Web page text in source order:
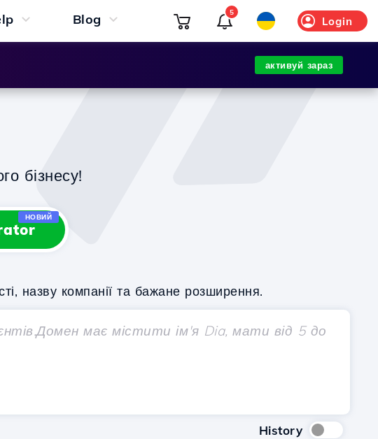
Blog Login
5
активуй зараз
бізнесу!
НОВИЙ
назву компанії та бажане розширення.
History